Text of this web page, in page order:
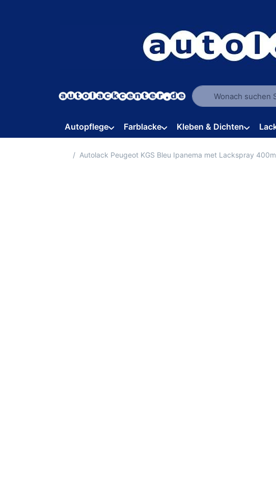
Geben Sie einen
Autopflege Farblacke Kleben & Dichten
Startseite
Autolack Peugeot KGS Bleu Ipanema met Lackspray